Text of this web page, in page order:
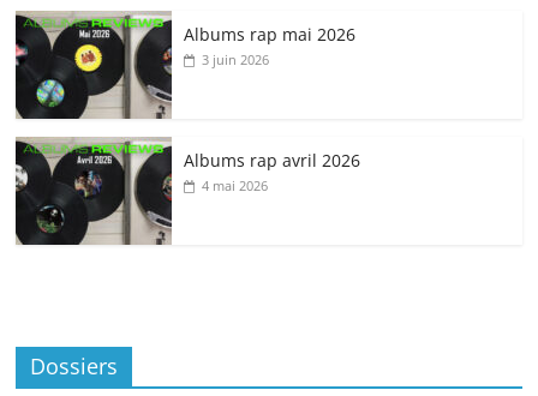
Albums rap mai 2026
3 juin 2026
Albums rap avril 2026
4 mai 2026
Dossiers